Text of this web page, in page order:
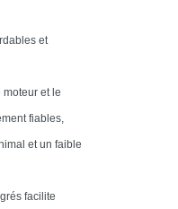
et
moteur et le
fiables,
et un faible
facilite